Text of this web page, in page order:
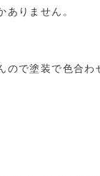
ありません。
ので塗装で色合わ